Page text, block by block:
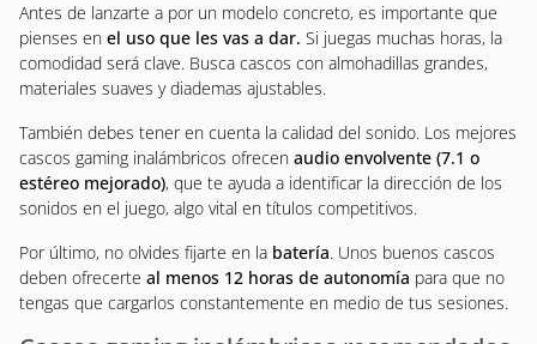
Antes de lanzarte a por un modelo concreto, es importante que
pienses en el uso que les vas a dar. Si juegas muchas horas, la
comodidad será clave. Busca cascos con almohadillas grandes,
materiales suaves y diademas ajustables.
También debes tener en cuenta la calidad del sonido. Los mejores
cascos gaming inalámbricos ofrecen audio envolvente (7.1 o
estéreo mejorado), que te ayuda a identificar la dirección de los
sonidos en el juego, algo vital en títulos competitivos.
Por último, no olvides fijarte en la batería. Unos buenos cascos
deben ofrecerte al menos 12 horas de autonomía para que no
tengas que cargarlos constantemente en medio de tus sesiones.